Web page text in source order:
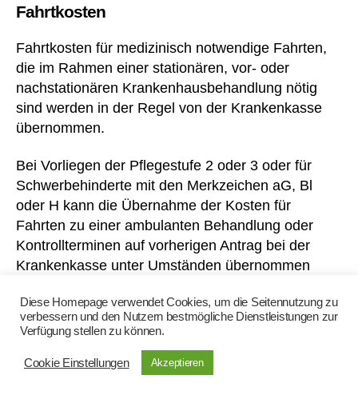
Fahrtkosten
Fahrtkosten für medizinisch notwendige Fahrten,
die im Rahmen einer stationären, vor- oder
nachstationären Krankenhausbehandlung nötig
sind werden in der Regel von der Krankenkasse
übernommen.
Bei Vorliegen der Pflegestufe 2 oder 3 oder für
Schwerbehinderte mit den Merkzeichen aG, Bl
oder H kann die Übernahme der Kosten für
Fahrten zu einer ambulanten Behandlung oder
Kontrollterminen auf vorherigen Antrag bei der
Krankenkasse unter Umständen übernommen
Gerinnungsmessgerät
Nach erfolgreicher Teilnahme an einer Schulung
Bl
c
k
,
Bl
ut
er
d
ü
u
n
c
o
nt
ro
Diese Homepage verwendet Cookies, um die Seitennutzung zu
verbessern und den Nutzern bestmögliche Dienstleistungen zur
Verfügung stellen zu können.
Cookie Einstellungen Akzeptieren